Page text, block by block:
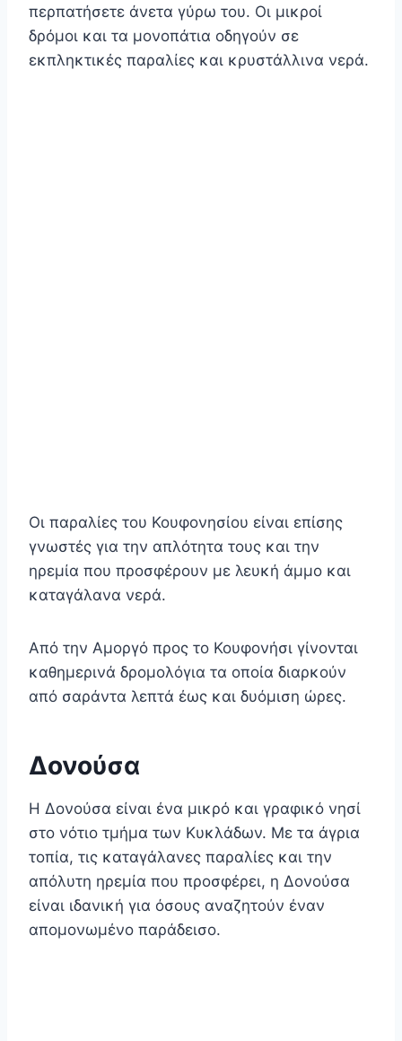
περπατήσετε άνετα γύρω του. Οι μικροί
δρόμοι και τα μονοπάτια οδηγούν σε
εκπληκτικές παραλίες και κρυστάλλινα νερά.
Οι παραλίες του Κουφονησίου είναι επίσης
γνωστές για την απλότητα τους και την
ηρεμία που προσφέρουν με λευκή άμμο και
καταγάλανα νερά.
Από την Αμοργό προς το Κουφονήσι γίνονται
καθημερινά δρομολόγια τα οποία διαρκούν
από σαράντα λεπτά έως και δυόμιση ώρες.
Δονούσα
Η Δονούσα είναι ένα μικρό και γραφικό νησί
στο νότιο τμήμα των Κυκλάδων. Με τα άγρια
τοπία, τις καταγάλανες παραλίες και την
απόλυτη ηρεμία που προσφέρει, η Δονούσα
είναι ιδανική για όσους αναζητούν έναν
απομονωμένο παράδεισο.